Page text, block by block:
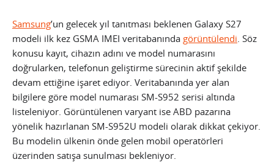
Samsung’un gelecek yıl tanıtması beklenen Galaxy S27
modeli ilk kez GSMA IMEI veritabanında görüntülendi. Söz
konusu kayıt, cihazın adını ve model numarasını
doğrularken, telefonun geliştirme sürecinin aktif şekilde
devam ettiğine işaret ediyor. Veritabanında yer alan
bilgilere göre model numarası SM-S952 serisi altında
listeleniyor. Görüntülenen varyant ise ABD pazarına
yönelik hazırlanan SM-S952U modeli olarak dikkat çekiyor.
Bu modelin ülkenin önde gelen mobil operatörleri
üzerinden satışa sunulması bekleniyor.